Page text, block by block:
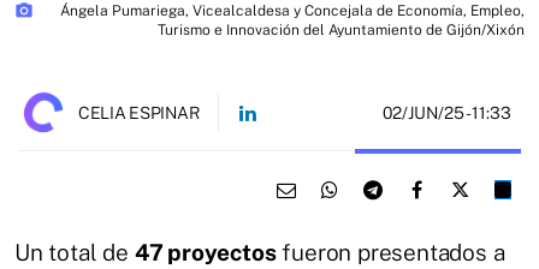
photo_camera
Ángela Pumariega, Vicealcaldesa y Concejala de Economía, Empleo,
Turismo e Innovación del Ayuntamiento de Gijón/Xixón
CELIA ESPINAR 02/JUN/25- 11:33
Un total de 47 proyectosfueron presentados a